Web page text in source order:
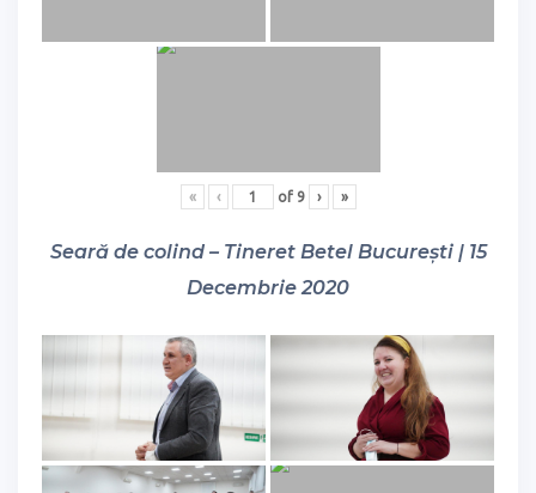
« ‹ of 9 › »
Seară de colind – Tineret Betel București | 15
Decembrie 2020